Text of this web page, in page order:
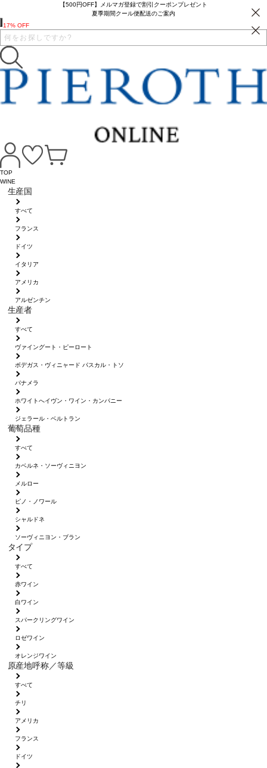
【500円OFF】メルマガ登録で割引クーポンプレゼント
夏季期間クール便配送のご案内
TOP
WINE
生産国
すべて
フランス
ドイツ
イタリア
アメリカ
アルゼンチン
生産者
すべて
ヴァイングート・ピーロート
ボデガス・ヴィニャード パスカル・トソ
パナメラ
ホワイトへイヴン・ワイン・カンパニー
ジェラール・ベルトラン
葡萄品種
すべて
カベルネ・ソーヴィニヨン
メルロー
ピノ・ノワール
シャルドネ
ソーヴィニヨン・ブラン
タイプ
すべて
赤ワイン
白ワイン
スパークリングワイン
ロゼワイン
オレンジワイン
原産地呼称／等級
すべて
チリ
アメリカ
フランス
ドイツ
17% OFF